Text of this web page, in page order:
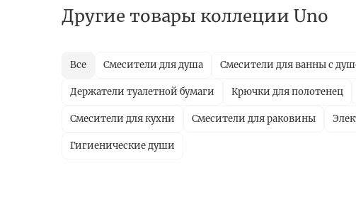
Другие товары коллеции Uno
Все Смесители для душа Смесители для ванны с
Держатели туалетной бумаги Крючки для полотенец
Смесители для кухни Смесители для раковины
Гигиенические души